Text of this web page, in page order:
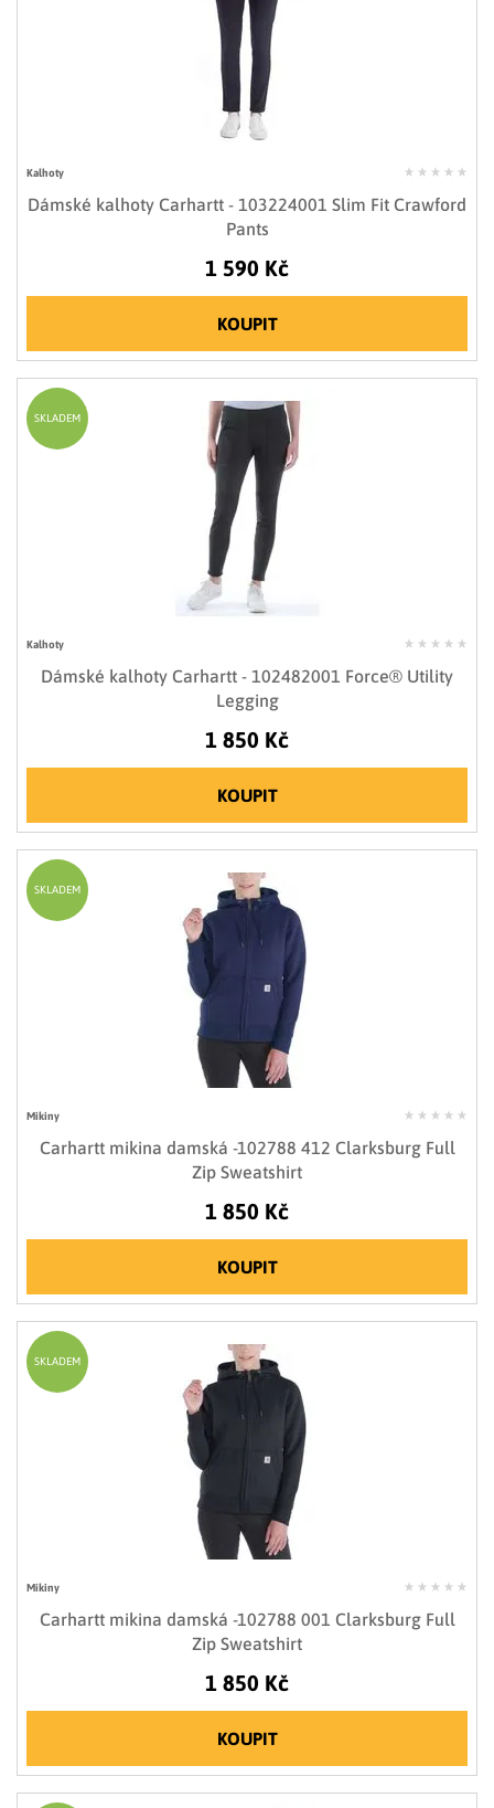
Kalhoty
Dámské kalhoty Carhartt - 103224001 Slim Fit Crawford
Pants
1 590 Kč
KOUPIT
Kalhoty
Dámské kalhoty Carhartt - 102482001 Force® Utility
Legging
1 850 Kč
KOUPIT
SKLADEM
Mikiny
Carhartt mikina damská -102788 412 Clarksburg Full
Zip Sweatshirt
1 850 Kč
KOUPIT
SKLADEM
Mikiny
Carhartt mikina damská -102788 001 Clarksburg Full
Zip Sweatshirt
1 850 Kč
KOUPIT
SKLADEM